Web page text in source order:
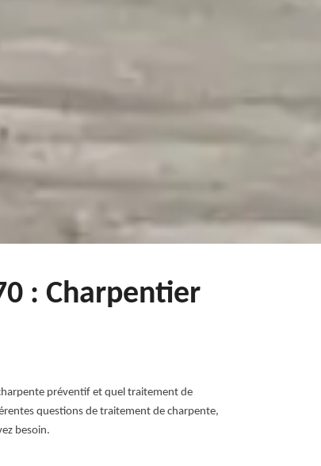
: Charpentier
préventif et quel traitement de
questions de traitement de charpente,
besoin.